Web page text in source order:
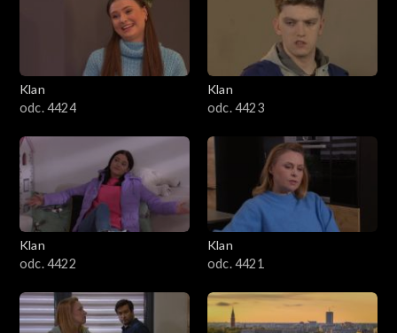
Klan
odc. 4424
Klan
odc. 4423
Klan
odc. 4422
Klan
odc. 4421